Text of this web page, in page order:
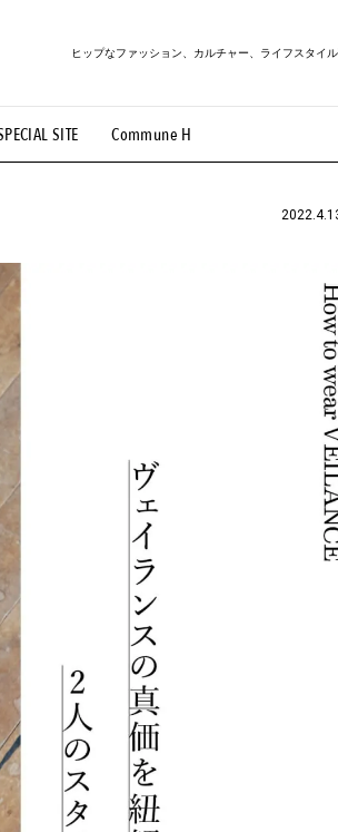
SITE Commune H
ヒップなファッション、カルチャー、ライフスタイ
路地裏てぃーん。 #MONTHLY JOURNAL
#LIFESTYLE #SNEAKER